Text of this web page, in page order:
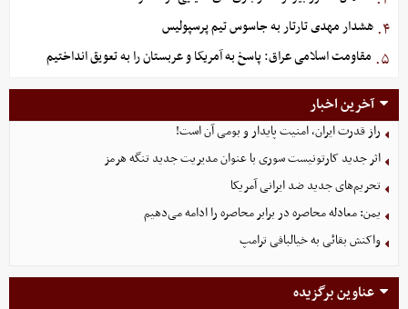
۴. هشدار مهدی تارتار به جاسوس تیم پرسپولیس
۵. مقاومت اسلامی عراق: پاسخ به آمریکا و عربستان را به تعویق انداختیم
آخرین اخبار
راز قدرت ایران، امنیت پایدار و بومی آن است!
اثر جدید کارتونیست سوری با عنوان مدیریت جدید تنگه هرمز
تحریم‌های جدید ضد ایرانی آمریکا
یمن: معادله محاصره در برابر محاصره را ادامه می‌دهیم
واکنش بقائی به خیالبافی ترامپ
عناوین برگزیده